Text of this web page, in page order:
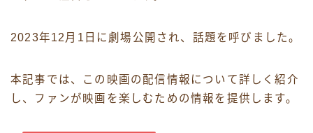
2023年12月1日に劇場公開され、話題を呼びました。
本記事では、この映画の配信情報について詳しく紹介
し、ファンが映画を楽しむための情報を提供します。